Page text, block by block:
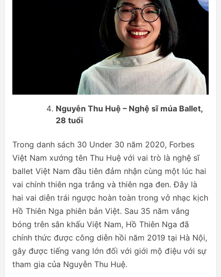
Nguyễn Thu Huệ – Nghệ sĩ múa Ballet,
28 tuổi
Trong danh sách 30 Under 30 năm 2020, Forbes
Việt Nam xướng tên Thu Huệ với vai trò là nghệ sĩ
ballet Việt Nam đầu tiên đảm nhận cùng một lúc hai
vai chính thiên nga trắng và thiên nga đen. Đây là
hai vai diễn trái ngược hoàn toàn trong vở nhạc kịch
Hồ Thiên Nga phiên bản Việt. Sau 35 năm vắng
bóng trên sân khấu Việt Nam, Hồ Thiên Nga đã
chính thức được công diễn hồi năm 2019 tại Hà Nội,
gây được tiếng vang lớn đối với giới mộ điệu với sự
tham gia của Nguyễn Thu Huệ.